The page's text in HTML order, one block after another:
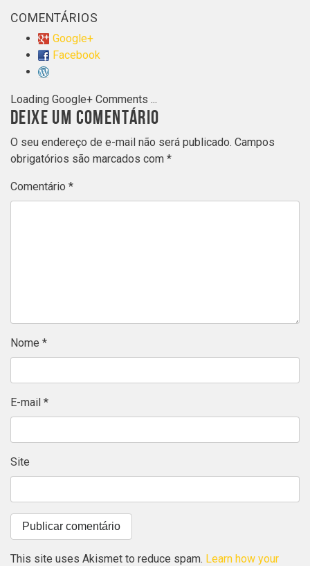
COMENTÁRIOS
Google+
Facebook
Loading Google+ Comments ...
DEIXE UM COMENTÁRIO
O seu endereço de e-mail não será publicado. Campos
obrigatórios são marcados com *
Comentário *
Nome *
E-mail *
Site
This site uses Akismet to reduce spam. Learn how your